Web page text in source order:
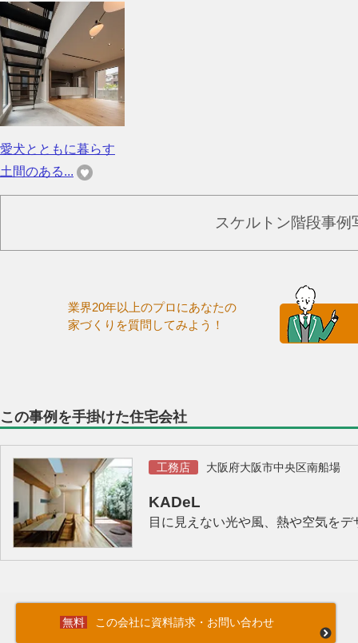
愛犬とともに暮らす
土間のある...
スケルトン階段事例
業界20年以上のプロにあなたの
家づくりを質問してみよう！
この事例を手掛けた住宅会社
工務店 大阪府大阪市中央区南船場
KADeL
目に見えない光や風、熱や空気を
この会社に資料請求・お問い合わせ